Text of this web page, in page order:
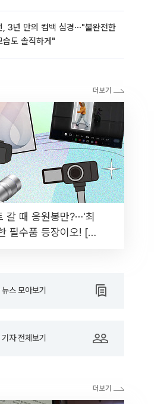
, 3년 만의 컴백 심경⋯"불완전한
습도 솔직하게"
갈 때 응원봉만?⋯'최
필수품 등장이오! [솔
스 모아보기
자 전체보기